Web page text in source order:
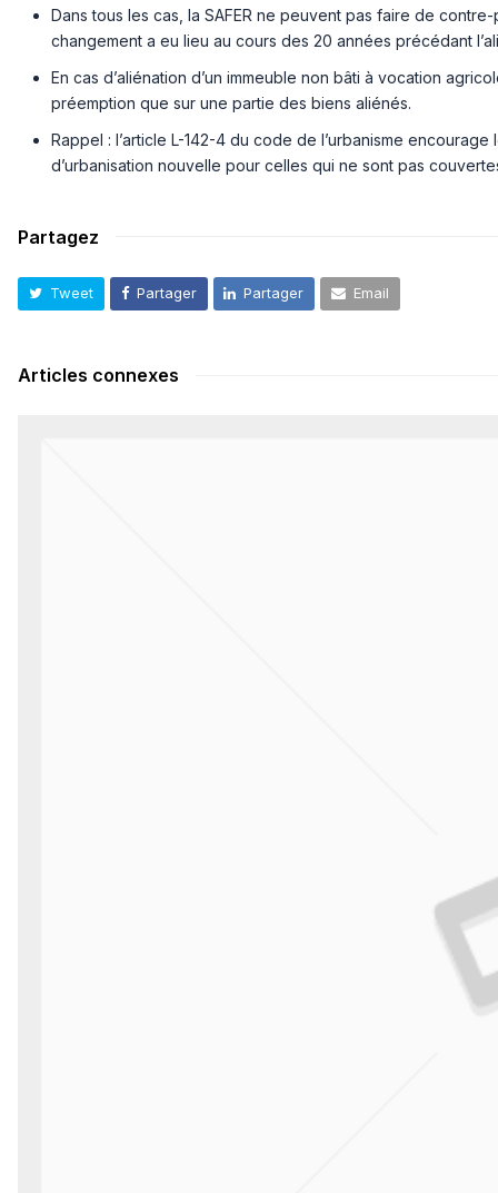
Dans tous les cas, la SAFER ne peuvent pas faire de
changement a eu lieu au cours des 20 années précédant
En cas d’aliénation d’un immeuble non bâti à vocation
préemption que sur une partie des biens aliénés.
Rappel : l’article L-142-4 du code de l’urbanisme
d’urbanisation nouvelle pour celles qui ne sont pas
Partagez
Tweet Partager Partager Email
Articles connexes